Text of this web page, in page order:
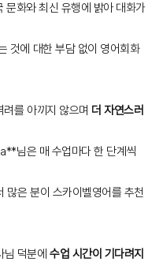
문화와 최신 유행에 밝아 대화가
것에 대한 부담 없이 영어회화
를 아끼지 않으며 더 자연스러
님은 매 수업마다 한 단계씩
많은 분이 스카이벨영어를 추천
님 덕분에수업 시간이 기다려지